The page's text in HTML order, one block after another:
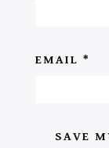
EMAIL *
SAVE